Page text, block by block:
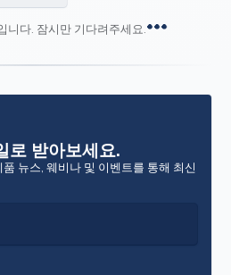
니다. 잠시만 기다려주세요.
로 받아보세요.
뉴스, 웨비나 및 이벤트를 통해 최신